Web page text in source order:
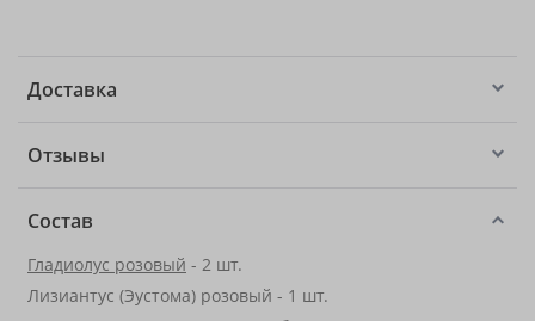
Доставка
Отзывы
Состав
Гладиолус розовый - 2 шт.
Лизиантус (Эустома) розовый - 1 шт.